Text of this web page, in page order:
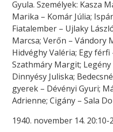
Gyula. Személyek: Kasza
Marika – Komár Júlia;
Fiatalember – Ujlaky
Marcsa; Verőn – Vándory
Hidvéghy Valéria; Egy férfi
Szathmáry Margit; Legény
Dinnyésy Juliska;
gyerek – Dévényi Gyuri;
Adrienne; Cigány – Sala
1940. november 14. 20:10-